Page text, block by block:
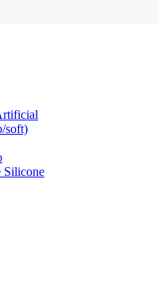
soft)
Silicone